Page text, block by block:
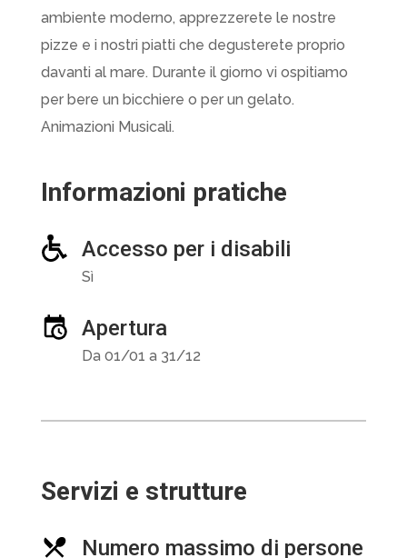
ambiente moderno, apprezzerete le nostre
pizze e i nostri piatti che degusterete proprio
davanti al mare. Durante il giorno vi ospitiamo
per bere un bicchiere o per un gelato.
Animazioni Musicali.
Informazioni pratiche
Accesso per i disabili
Sì
Apertura
Da 01/01 a 31/12
Servizi e strutture
Numero massimo di persone